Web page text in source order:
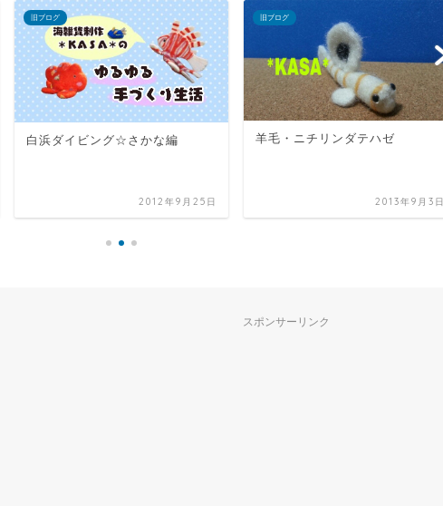
旧ブログ
羊毛・ニチリンダテハゼ
2013年9月3日
旧ブログ
『遊美屋+Asobiya+』さんへ
2012年8月17日
スポンサーリンク